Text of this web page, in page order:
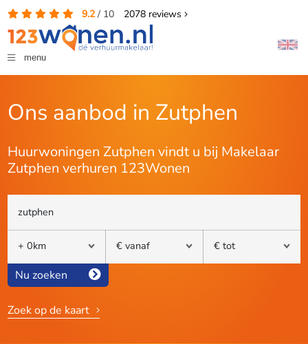
9.2/ 10 2078reviews
menu
Ons aanbod in Zutphen
Huurwoningen Zutphen vindt u bij Makelaar
Zutphen verhuren 123Wonen
Nu zoeken
Zoek op de kaart